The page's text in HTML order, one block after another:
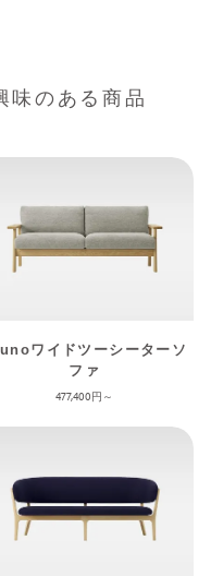
味のある商品
ワイドツーシーターソ
ファ
477,400